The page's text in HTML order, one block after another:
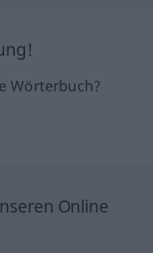
Wörterbuch?
Online